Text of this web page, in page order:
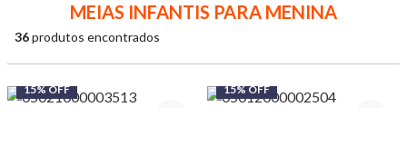
MEIAS INFANTIS PARA MENINA
36produtos encontrados
15% OFF 15% OFF